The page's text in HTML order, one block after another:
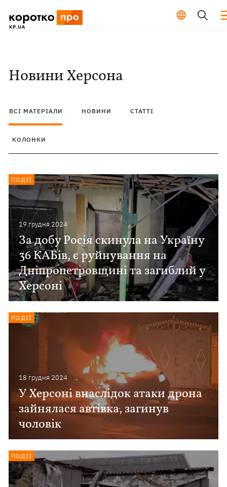
Новини Херсона
ВСІ МАТЕРІАЛИ НОВИНИ СТАТТІ
КОЛОНКИ
19 грудня 2024
За добу Росія скинула на Україну
36 КАБів, є руйнування на
Дніпропетровщині та загиблий у
Херсоні
ПОДІЇ
18 грудня 2024
У Херсоні внаслідок атаки дрона
зайнялася автівка, загинув
чоловік
ПОДІЇ
ПОДІЇ